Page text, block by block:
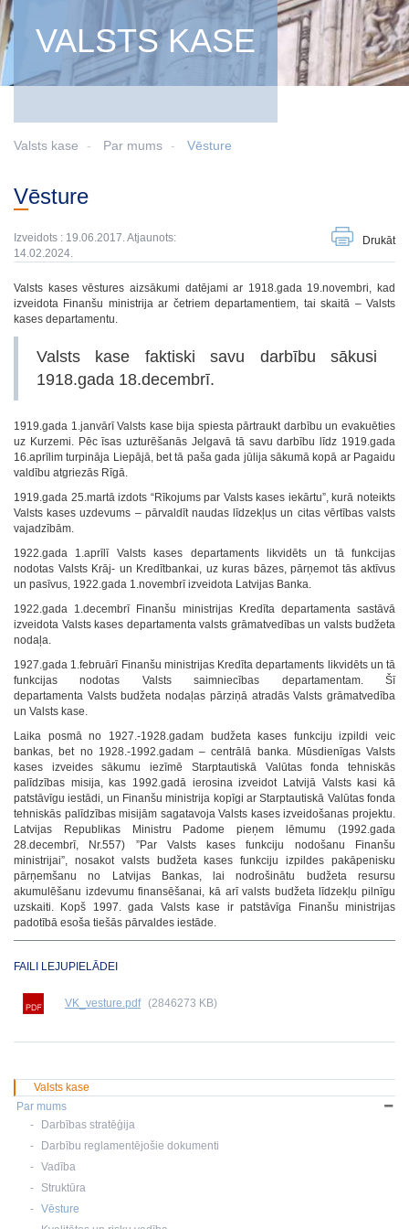
VALSTS KASE
Valsts kase Par mums Vēsture
Vēsture
Izveidots : 19.06.2017. Atjaunots:
14.02.2024.
Drukāt
Valsts kases vēstures aizsākumi datējami ar 1918.gada 19.novembri, kad
izveidota Finanšu ministrija ar četriem departamentiem, tai skaitā – Valsts
kases departamentu.
Valsts kase faktiski savu darbību sākusi
1918.gada 18.decembrī.
1919.gada 1.janvārī Valsts kase bija spiesta pārtraukt darbību un evakuēties
uz Kurzemi. Pēc īsas uzturēšanās Jelgavā tā savu darbību līdz 1919.gada
16.aprīlim turpināja Liepājā, bet tā paša gada jūlija sākumā kopā ar Pagaidu
valdību atgriezās Rīgā.
1919.gada 25.martā izdots “Rīkojums par Valsts kases iekārtu”, kurā noteikts
Valsts kases uzdevums – pārvaldīt naudas līdzekļus un citas vērtības valsts
vajadzībām.
1922.gada 1.aprīlī Valsts kases departaments likvidēts un tā funkcijas
nodotas Valsts Krāj- un Kredītbankai, uz kuras bāzes, pārņemot tās aktīvus
un pasīvus, 1922.gada 1.novembrī izveidota Latvijas Banka.
1922.gada 1.decembrī Finanšu ministrijas Kredīta departamenta sastāvā
izveidota Valsts kases departamenta valsts grāmatvedības un valsts budžeta
nodaļa.
1927.gada 1.februārī Finanšu ministrijas Kredīta departaments likvidēts un tā
funkcijas nodotas Valsts saimniecības departamentam. Šī
departamenta Valsts budžeta nodaļas pārziņā atradās Valsts grāmatvedība
un Valsts kase.
Laika posmā no 1927.-1928.gadam budžeta kases funkciju izpildi veic
bankas, bet no 1928.-1992.gadam – centrālā banka. Mūsdienīgas Valsts
kases izveides sākumu iezīmē Starptautiskā Valūtas fonda tehniskās
palīdzības misija, kas 1992.gadā ierosina izveidot Latvijā Valsts kasi kā
patstāvīgu iestādi, un Finanšu ministrija kopīgi ar Starptautiskā Valūtas fonda
tehniskās palīdzības misijām sagatavoja Valsts kases izveidošanas projektu.
Latvijas Republikas Ministru Padome pieņem lēmumu (1992.gada
28.decembrī, Nr.557) ”Par Valsts kases funkciju nodošanu Finanšu
ministrijai”, nosakot valsts budžeta kases funkciju izpildes pakāpenisku
pārņemšanu no Latvijas Bankas, lai nodrošinātu budžeta resursu
akumulēšanu izdevumu finansēšanai, kā arī valsts budžeta līdzekļu pilnīgu
uzskaiti. Kopš 1997. gada Valsts kase ir patstāvīga Finanšu ministrijas
padotībā esoša tiešās pārvaldes iestāde.
FAILI LEJUPIELĀDEI
VK_vesture.pdf (2846273 KB)
Valsts kase
Par mums
Darbības stratēģija
Darbību reglamentējošie dokumenti
Vadība
Struktūra
Vēsture